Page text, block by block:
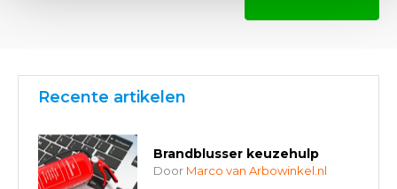
Recente artikelen
Brandblusser keuzehulp
Door Marco van Arbowinkel.nl